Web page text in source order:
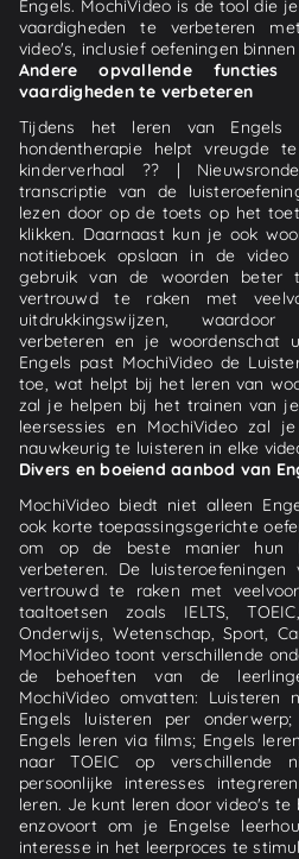
Engels. MochiVideo is de tool die
vaardigheden te verbeteren
video's, inclusief oefeningen
Andere opvallende
vaardigheden te verbeteren
Tijdens het leren van
hondentherapie helpt vreugde
kinderverhaal ?? |
transcriptie van de
lezen door op de toets op het
klikken. Daarnaast kun je ook
notitieboek opslaan in de
gebruik van de woorden
vertrouwd te raken met
uitdrukkingswijzen,
verbeteren en je woordenschat
Engels past MochiVideo de
toe, wat helpt bij het leren van
zal je helpen bij het trainen van
leersessies en MochiVideo zal
nauwkeurig te luisteren in elke
Divers en boeiend aanbod van
MochiVideo biedt niet alleen
ook korte toepassingsgerichte
om op de beste manier hun
verbeteren. De
vertrouwd te raken met
taaltoetsen zoals IELTS,
Onderwijs, Wetenschap, Sport,
MochiVideo toont verschillende
de behoeften van de
MochiVideo omvatten: Luisteren
Engels luisteren per
Engels leren via films; Engels
naar TOEIC op
persoonlijke interesses
leren. Je kunt leren door video's te
enzovoort om je Engelse
interesse in het leerproces te